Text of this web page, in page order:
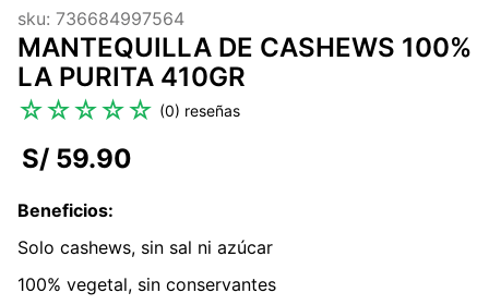
3.
colageno
4
kefir
5 .
lab nutrition
8.
magnesio
9.
melena leon
10. proteina
sku: 736684997564
MANTEQUILLA DE CASHEWS 100%
LA PURITA 410GR
☆☆☆☆☆ (0)
S/ 59.90
Beneficios:
Solo cashews, sin sal ni azúcar
100% vegetal, sin conservantes